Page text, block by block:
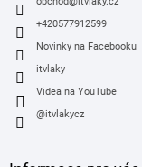
+420577912599
Novinky na Facebooku
itvlaky
Videa na YouTube
@itvlakycz